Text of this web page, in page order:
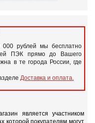
рублей мы бесплатно
ПЭК прямо до Вашего
в те города России, где
Доставка и оплата.
является участником
которой покупателям могут